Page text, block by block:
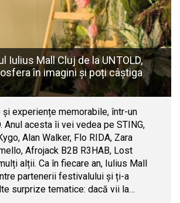
Iulius Mall Cluj de la UNTOLD,
în imagini și poți câștiga
experiențe memorabile, într-un
Anul acesta îi vei vedea pe STING,
Alan Walker, Flo RIDA, Zara
Afrojack B2B R3HAB, Lost
alții. Ca în fiecare an, Iulius Mall
partenerii festivalului și ți-a
surprize tematice: dacă vii la…